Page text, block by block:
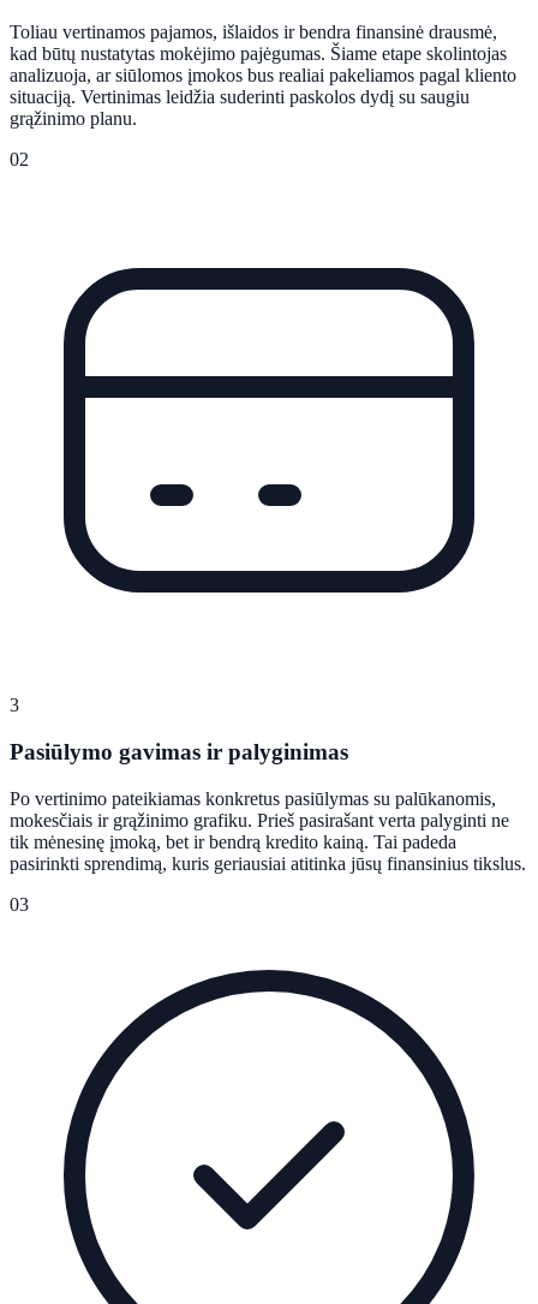
Toliau vertinamos pajamos, išlaidos ir bendra finansinė drausmė,
kad būtų nustatytas mokėjimo pajėgumas. Šiame etape skolintojas
analizuoja, ar siūlomos įmokos bus realiai pakeliamos pagal kliento
situaciją. Vertinimas leidžia suderinti paskolos dydį su saugiu
grąžinimo planu.
02
3
Pasiūlymo gavimas ir palyginimas
Po vertinimo pateikiamas konkretus pasiūlymas su palūkanomis,
mokesčiais ir grąžinimo grafiku. Prieš pasirašant verta palyginti ne
tik mėnesinę įmoką, bet ir bendrą kredito kainą. Tai padeda
pasirinkti sprendimą, kuris geriausiai atitinka jūsų finansinius tikslus.
03